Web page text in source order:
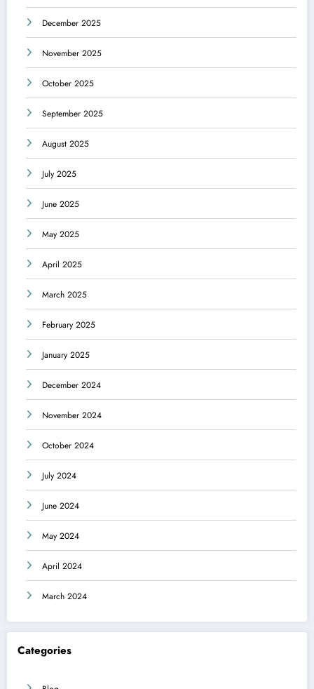
December 2025
November 2025
October 2025
September 2025
August 2025
July 2025
June 2025
May 2025
April 2025
March 2025
February 2025
January 2025
December 2024
November 2024
October 2024
July 2024
June 2024
May 2024
April 2024
March 2024
Categories